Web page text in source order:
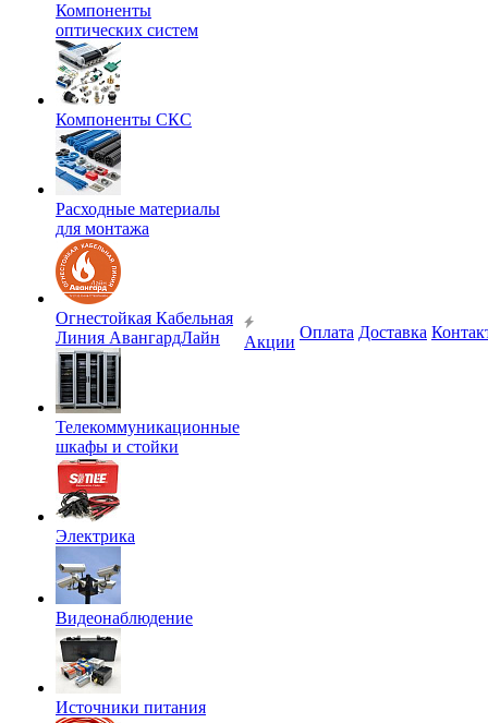
Компоненты
оптических систем
Компоненты СКС
Расходные материалы
для монтажа
Огнестойкая Кабельная
Линия АвангардЛайн
Телекоммуникационные
шкафы и стойки
Электрика
Видеонаблюдение
Источники питания
Акции
Оплата Доставка